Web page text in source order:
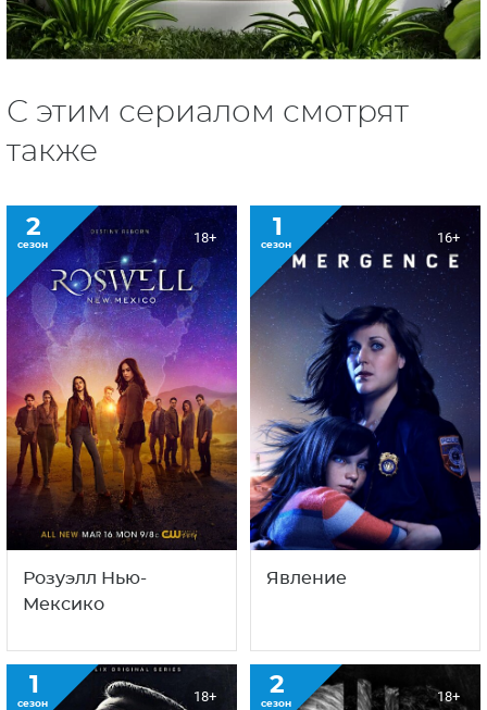
С этим сериалом смотрят
также
2
сезон 18+
Розуэлл Нью-
Мексико
1
сезон 16+
Явление
1
сезон 18+ 2
сезон 18+